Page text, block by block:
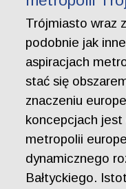
Trójmiasto wraz
podobnie jak
aspiracjach
stać się
znaczeniu
koncepcjach
metropolii
dynamicznego
Bałtyckiego.